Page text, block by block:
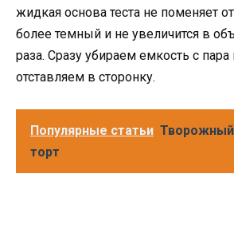
жидкая основа теста не поменяет
более темный и не увеличится в
раза. Сразу убираем емкость с пара
отставляем в сторонку.
Популярные статьи Творожный
торт